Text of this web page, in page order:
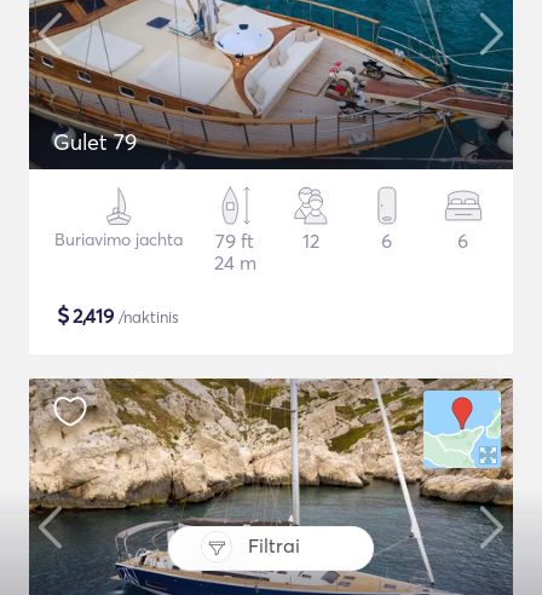
Filtrai
Gulet 79
Buriavimo jachta
79 ft
24 m
12 6 6
$2,419 /naktinis